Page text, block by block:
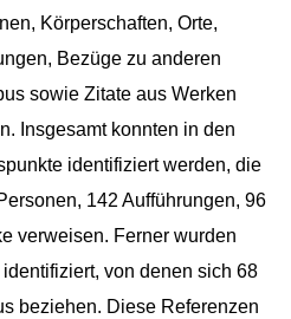
Körperschaften, Orte,
Bezüge zu anderen
sowie Zitate aus Werken
Insgesamt konnten in den
identifiziert werden, die
142 Aufführungen, 96
verweisen. Ferner wurden
von denen sich 68
beziehen. Diese Referenzen